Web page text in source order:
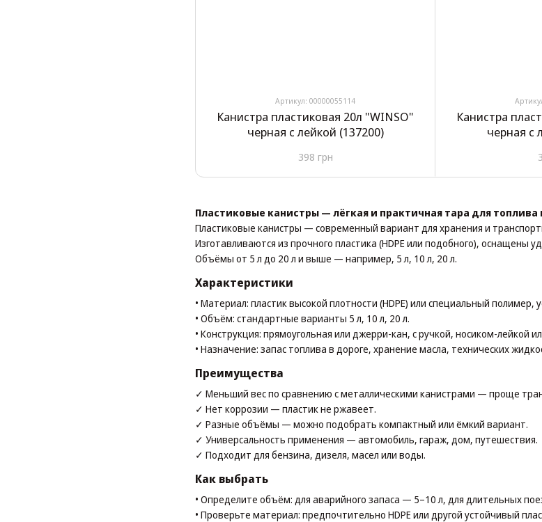
Пластиковые канистры — лёгкая и практичная тара для
Пластиковые канистры — современный вариант для хранения и
Изготавливаются из прочного пластика (HDPE или подобного), оснащены
Объёмы от 5 л до 20 л и выше — например, 5 л, 10 л, 20 л.
Характеристики
• Материал: пластик высокой плотности (HDPE) или специальный
• Объём: стандартные варианты 5 л, 10 л, 20 л.
• Конструкция: прямоугольная или джерри-кан, с ручкой, носиком-лейкой
• Назначение: запас топлива в дороге, хранение масла, технических
Преимущества
✓ Меньший вес по сравнению с металлическими канистрами — проще
✓ Нет коррозии — пластик не ржавеет.
✓ Разные объёмы — можно подобрать компактный или ёмкий вариант.
✓ Универсальность применения — автомобиль, гараж, дом, путешествия.
✓ Подходит для бензина, дизеля, масел или воды.
Как выбрать
• Определите объём: для аварийного запаса — 5–10 л, для длительных
• Проверьте материал: предпочтительно HDPE или другой устойчивый
Артикул: 00000055114
Канистра пластиковая 20л "WINSO"
черная с лейкой (137200)
398 грн
Канистра
черная с